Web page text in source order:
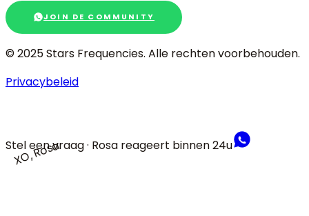
JOIN DE COMMUNITY
© 2025 Stars Frequencies. Alle rechten voorbehouden.
Privacybeleid
XO, Rosa
Stel een vraag · Rosa reageert binnen 24u